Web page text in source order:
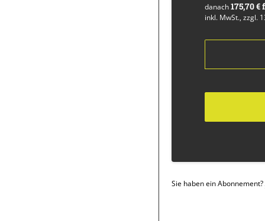
danach175,70
inkl. MwSt., zzgl.
Sie haben ein Abonnement?